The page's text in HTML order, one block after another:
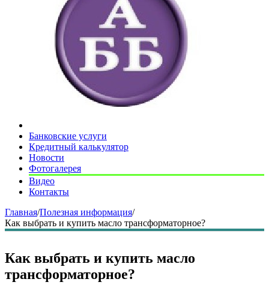
Банковские услуги
Кредитный калькулятор
Новости
Фотогалерея
Видео
Контакты
Главная/Полезная информация/
Как выбрать и купить масло трансформаторное?
Как выбрать и купить масло
трансформаторное?